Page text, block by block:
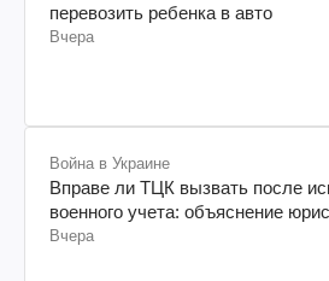
перевозить ребенка в авто
Вчера
Война в Украине
Вправе ли ТЦК вызвать после
военного учета: объяснение
Вчера